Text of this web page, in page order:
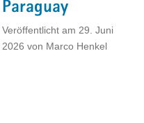
Paraguay
Veröffentlicht am 29. Juni
2026 von Marco Henkel